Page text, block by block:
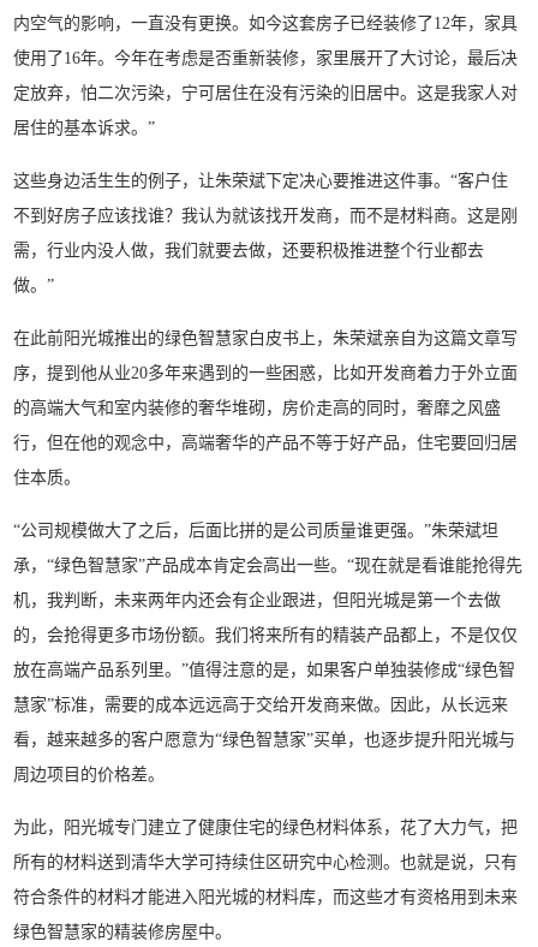
内空气的影响，一直没有更换。如今这套房子已经装修了12年，家具
使用了16年。今年在考虑是否重新装修，家里展开了大讨论，最后决
定放弃，怕二次污染，宁可居住在没有污染的旧居中。这是我家人对
居住的基本诉求。”
这些身边活生生的例子，让朱荣斌下定决心要推进这件事。“客户住
不到好房子应该找谁？我认为就该找开发商，而不是材料商。这是刚
需，行业内没人做，我们就要去做，还要积极推进整个行业都去
做。”
在此前阳光城推出的绿色智慧家白皮书上，朱荣斌亲自为这篇文章写
序，提到他从业20多年来遇到的一些困惑，比如开发商着力于外立面
的高端大气和室内装修的奢华堆砌，房价走高的同时，奢靡之风盛
行，但在他的观念中，高端奢华的产品不等于好产品，住宅要回归居
住本质。
“公司规模做大了之后，后面比拼的是公司质量谁更强。”朱荣斌坦
承，“绿色智慧家”产品成本肯定会高出一些。“现在就是看谁能抢得先
机，我判断，未来两年内还会有企业跟进，但阳光城是第一个去做
的，会抢得更多市场份额。我们将来所有的精装产品都上，不是仅仅
放在高端产品系列里。”值得注意的是，如果客户单独装修成“绿色智
慧家”标准，需要的成本远远高于交给开发商来做。因此，从长远来
看，越来越多的客户愿意为“绿色智慧家”买单，也逐步提升阳光城与
周边项目的价格差。
为此，阳光城专门建立了健康住宅的绿色材料体系，花了大力气，把
所有的材料送到清华大学可持续住区研究中心检测。也就是说，只有
符合条件的材料才能进入阳光城的材料库，而这些才有资格用到未来
绿色智慧家的精装修房屋中。